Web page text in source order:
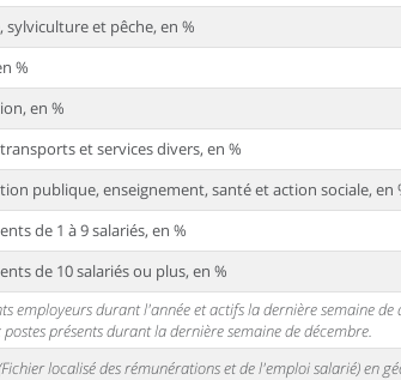
et pêche, en %
%
en %
et services divers, en %
publique, enseignement, santé et action sociale, en
de 1 à 9 salariés, en %
de 10 salariés ou plus, en %
employeurs durant l'année et actifs la dernière semaine
présents durant la dernière semaine de décembre.
localisé des rémunérations et de l'emploi salarié) en